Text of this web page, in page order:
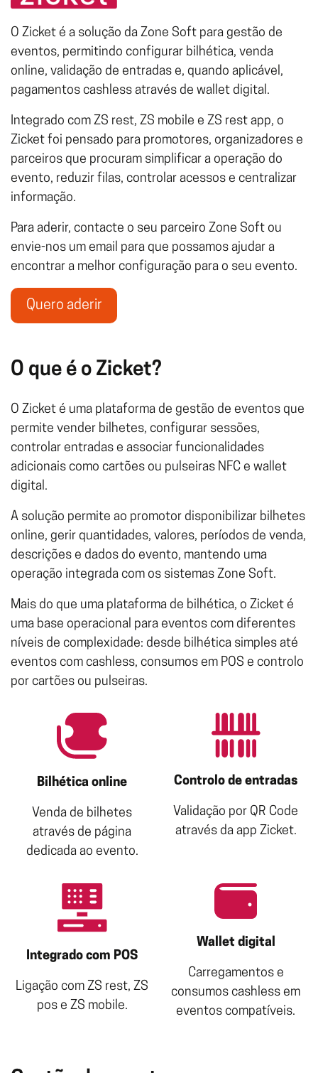
O Zicket é a solução da Zone Soft para gestão de
eventos, permitindo configurar bilhética, venda
online, validação de entradas e, quando aplicável,
pagamentos cashless através de wallet digital.
Integrado com ZS rest, ZS mobile e ZS rest app, o
Zicket foi pensado para promotores, organizadores e
parceiros que procuram simplificar a operação do
evento, reduzir filas, controlar acessos e centralizar
informação.
Para aderir, contacte o seu parceiro Zone Soft ou
envie-nos um email para que possamos ajudar a
encontrar a melhor configuração para o seu evento.
Quero aderir
O que é o Zicket?
O Zicket é uma plataforma de gestão de eventos que
permite vender bilhetes, configurar sessões,
controlar entradas e associar funcionalidades
adicionais como cartões ou pulseiras NFC e wallet
digital.
A solução permite ao promotor disponibilizar bilhetes
online, gerir quantidades, valores, períodos de venda,
descrições e dados do evento, mantendo uma
operação integrada com os sistemas Zone Soft.
Mais do que uma plataforma de bilhética, o Zicket é
uma base operacional para eventos com diferentes
níveis de complexidade: desde bilhética simples até
eventos com cashless, consumos em POS e controlo
por cartões ou pulseiras.
Bilhética online
Venda de bilhetes
através de página
dedicada ao evento.
Controlo de entradas
Validação por QR Code
através da app Zicket.
Integrado com POS
Ligação com ZS rest, ZS
pos e ZS mobile.
Wallet digital
Carregamentos e
consumos cashless em
eventos compatíveis.